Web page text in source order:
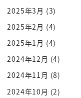
ようって言って
多数ということ
に解除されまし
た 発令から6時
か
これ？ 余計わか
が国家の存亡の
2025年3月 (3)
2025年2月 (4)
2025年1月 (4)
2024年12月 (4)
2024年11月 (8)
2024年10月 (2)